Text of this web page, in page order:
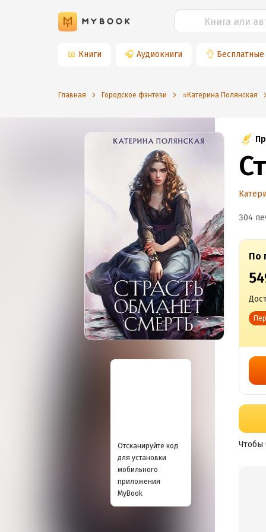
📖 Книги 🎧 Аудиокниги 👌 Бесплатные
Главная Городское фэнтези ⭐️Катерина Полянская
Отсканируйте код
для установки
мобильного
приложения
MyBook
304
По
Чтобы